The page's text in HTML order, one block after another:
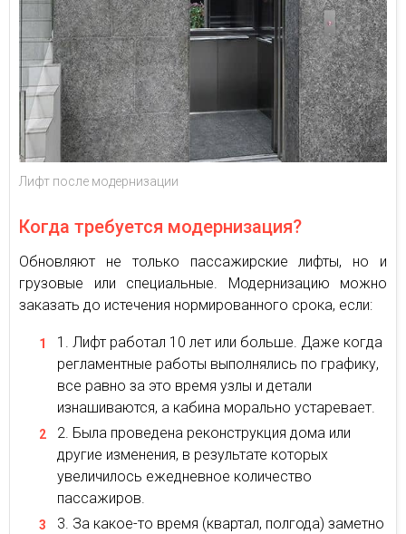
Лифт после модернизации
Когда требуется модернизация?
Обновляют не только пассажирские лифты, но и
грузовые или специальные. Модернизацию можно
заказать до истечения нормированного срока, если:
Лифт работал 10 лет или больше. Даже когда
регламентные работы выполнялись по графику,
все равно за это время узлы и детали
изнашиваются, а кабина морально устаревает.
Была проведена реконструкция дома или
другие изменения, в результате которых
увеличилось ежедневное количество
пассажиров.
За какое-то время (квартал, полгода) заметно